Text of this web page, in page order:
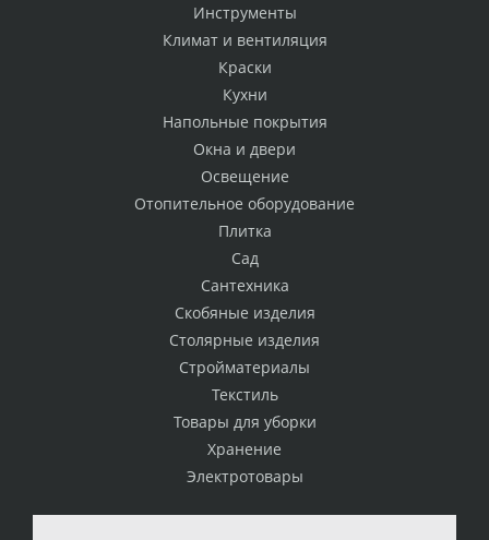
Инструменты
Климат и вентиляция
Краски
Кухни
Напольные покрытия
Окна и двери
Освещение
Отопительное оборудование
Плитка
Сад
Сантехника
Скобяные изделия
Столярные изделия
Стройматериалы
Текстиль
Товары для уборки
Хранение
Электротовары